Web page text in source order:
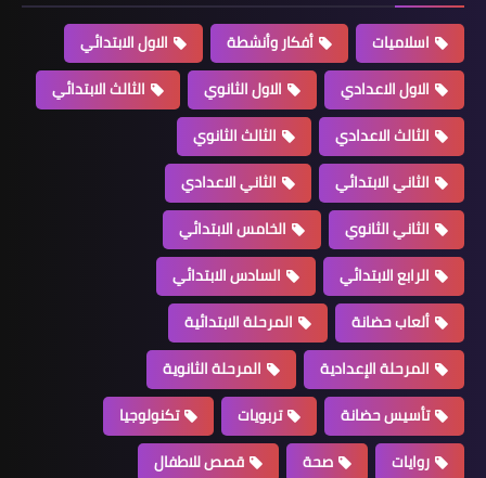
اسلاميات أفكار وأنشطة
الاول الابتدائي
الاول الاعدادي
الاول الثانوي
الثالث الابتدائي
الثالث الاعدادي
الثالث الثانوي
الثاني الابتدائي
الثاني الاعدادي
الثاني الثانوي
الخامس الابتدائي
الرابع الابتدائي
السادس الابتدائي
ألعاب حضانة
المرحلة الابتدائية
المرحلة الإعدادية
المرحلة الثانوية
تأسيس حضانة
تربويات
تكنولوجيا
روايات
صحة
قصص للاطفال